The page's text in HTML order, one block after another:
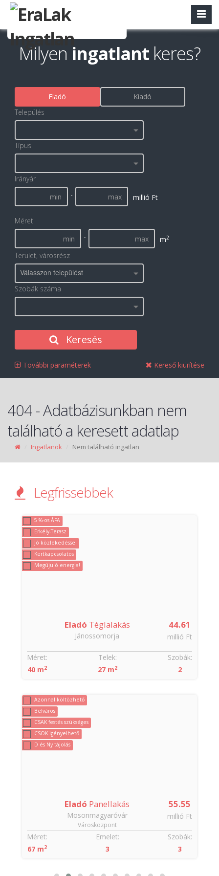
Milyen ingatlant keres?
Eladó
Kiadó
Település
Típus
Irányár
-
millió Ft
Méret
-
m2
Terület, városrész
Válasszon települést
Szobák száma
Keresés
További paraméterek Kereső kiürítése
404 - Adatbázisunkban nem
található a keresett adatlap
Ingatlanok Nem található ingatlan
Legfrissebbek
5 %-os ÁFA
Erkély-Terasz
Jó közlekedéssel
Kertkapcsolatos
Megújuló energia!
44.61
millió Ft
Eladó Téglalakás
Jánossomorja
Szobák:
2
Méret:
40 m2
Telek:
27 m2
Azonnal költözhető
Belváros
CSAK festés szükséges
CSOK igényelhető
D és Ny tájolás
55.55
millió Ft
Eladó Panellakás
Mosonmagyaróvár
Városközpont
Szobák:
3
Méret:
67 m2
Emelet:
3